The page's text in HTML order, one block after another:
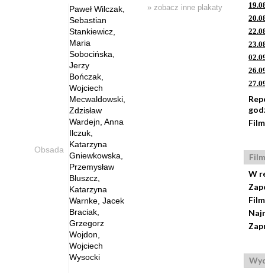
Obsada
Paweł Wilczak,
Sebastian
Stankiewicz,
Maria
Sobocińska,
Jerzy
Bończak,
Wojciech
Mecwaldowski,
Zdzisław
Wardejn, Anna
Ilczuk,
Katarzyna
Gniewkowska,
Przemysław
Bluszcz,
Katarzyna
Warnke, Jacek
Braciak,
Grzegorz
Wojdon,
Wojciech
Wysocki
» zobacz inne plakaty
W